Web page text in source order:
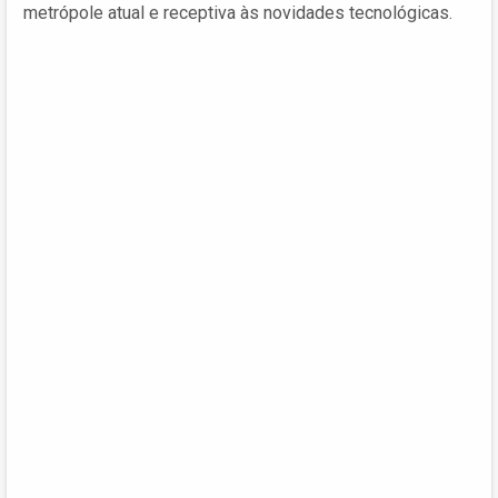
metrópole atual e receptiva às novidades tecnológicas.